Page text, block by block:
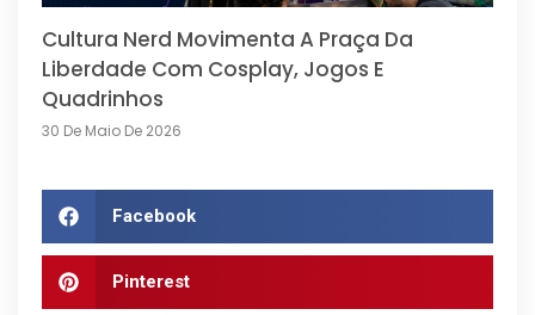
Cultura Nerd Movimenta A Praça Da
Liberdade Com Cosplay, Jogos E
Quadrinhos
30 De Maio De 2026
Facebook
Pinterest